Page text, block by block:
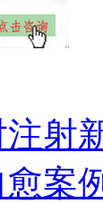
射
案